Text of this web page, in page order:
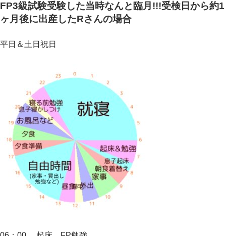
FP3級試験受験した当時なんと臨月!!!受検日から約1
ヶ月後に出産したRさんの場合
平日＆土日祝日